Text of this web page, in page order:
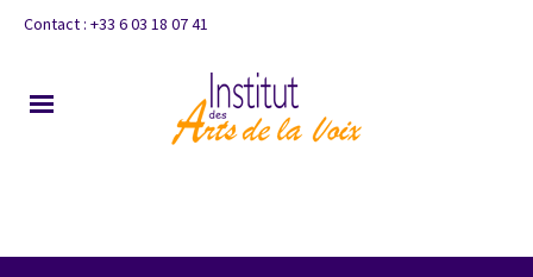
Contact : +33 6 03 18 07 41